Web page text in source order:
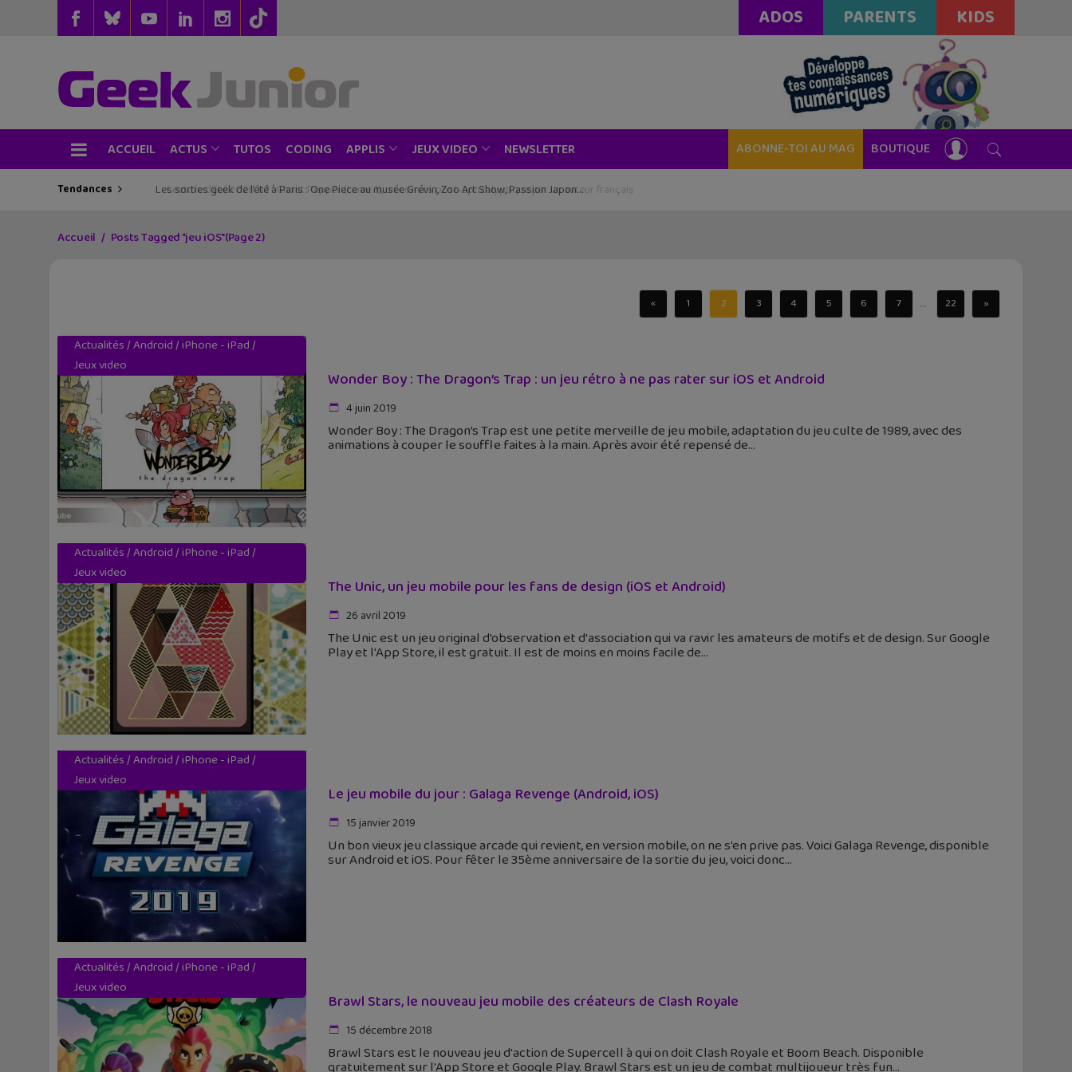
ADOS PARENTS KIDS
ACCUEIL ACTUS TUTOS CODING APPLIS JEUX VIDEO NEWSLETTER ABONNE-TOI AU MAG BOUTIQUE
Tendances Les sorties geek de l’été à Paris : One Piece au musée Grévin, Zoo Art Show, Passion Japon…
Accueil Posts Tagged "jeu iOS"(Page 2)
« 1 2 3 4 5 6 7 ... 22 »
Actualités/Android/iPhone - iPad/
Jeux video
Wonder Boy : The Dragon’s Trap : un jeu rétro à ne pas rater sur iOS et Android
4 juin 2019
Wonder Boy : The Dragon’s Trap est une petite merveille de jeu mobile, adaptation du jeu culte de 1989, avec des
animations à couper le souffle faites à la main. Après avoir été repensé de
Actualités/Android/iPhone - iPad/
Jeux video
The Unic, un jeu mobile pour les fans de design (iOS et Android)
26 avril 2019
The Unic est un jeu original d'observation et d'association qui va ravir les amateurs de motifs et de design. Sur Google
Play et l'App Store, il est gratuit. Il est de moins en moins facile de
Actualités/Android/iPhone - iPad/
Jeux video
Le jeu mobile du jour : Galaga Revenge (Android, iOS)
15 janvier 2019
Un bon vieux jeu classique arcade qui revient, en version mobile, on ne s'en prive pas. Voici Galaga Revenge, disponible
sur Android et iOS. Pour fêter le 35ème anniversaire de la sortie du jeu, voici donc
Actualités/Android/iPhone - iPad/
Jeux video
Brawl Stars, le nouveau jeu mobile des créateurs de Clash Royale
15 décembre 2018
Brawl Stars est le nouveau jeu d'action de Supercell à qui on doit Clash Royale et Boom Beach. Disponible
gratuitement sur l'App Store et Google Play. Brawl Stars est un jeu de combat multijoueur très fun